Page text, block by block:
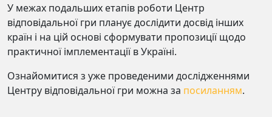
У межах подальших етапiв роботи Центр
вiдповiдальної гри планує дослідити досвiд iнших
країн i на цій основі сформувати пропозицiї щодо
практичної iмплементацiї в Українi.
Ознайомитися з уже проведеними дослідженнями
Центру відповідальної гри можна за посиланням.